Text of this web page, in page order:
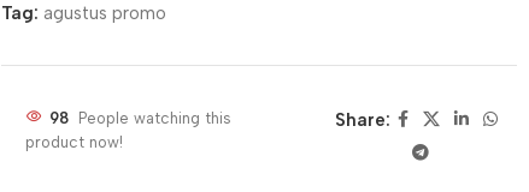
Tag: agustus promo
98 People watching this
product now!
Share: